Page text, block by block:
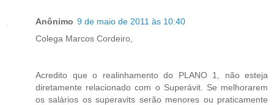
Anônimo 9 de maio de 2011 às 10:40
Colega Marcos Cordeiro,
Acredito que o realinhamento do PLANO 1, não esteja
diretamente relacionado com o Superávit. Se melhorarem
os salários os superavits serão menores ou praticamente